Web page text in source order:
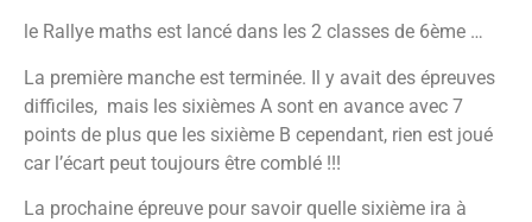
le Rallye maths est lancé dans les 2 classes de 6ème …
La première manche est terminée. Il y avait des épreuves
difficiles, mais les sixièmes A sont en avance avec 7
points de plus que les sixième B cependant, rien est joué
car l’écart peut toujours être comblé !!!
La prochaine épreuve pour savoir quelle sixième ira à